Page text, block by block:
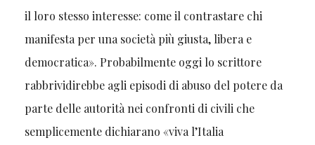
il loro stesso interesse: come il contrastare chi
manifesta per una società più giusta, libera e
democratica». Probabilmente oggi lo scrittore
rabbrividirebbe agli episodi di abuso del potere da
parte delle autorità nei confronti di civili che
semplicemente dichiarano «viva l’Italia